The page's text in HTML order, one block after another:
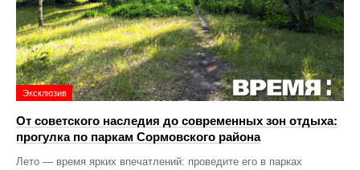
Эксклюзив
От советского наследия до современных зон отдыха:
прогулка по паркам Сормовского района
Лето — время ярких впечатлений: проведите его в парках